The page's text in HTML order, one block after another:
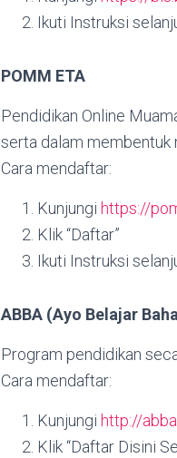
Ikuti Instruksi
POMM ETA
Pendidikan Online
serta dalam membentuk
Cara mendaftar:
Kunjungi https://
Klik “Daftar”
Ikuti Instruksi
ABBA (Ayo Belajar
Program pendidikan
Cara mendaftar:
Kunjungi http://
Klik “Daftar Disini